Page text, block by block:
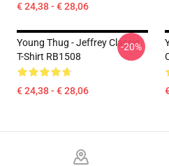
€ 24,38 - € 28,06
Young Thug - Jeffrey Classic
T-Shirt RB1508
€ 24,38 - € 28,06
-20%